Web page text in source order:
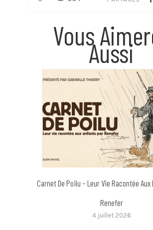
Vous
Aussi
Carnet De Poilu – Leur Vie Racontée
Renefer
4 juillet 2026